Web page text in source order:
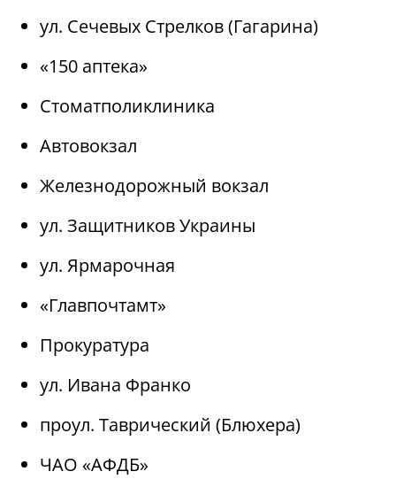
ул. Сечевых Стрелков (Гагарина)
«150 аптека»
Стоматполиклиника
Автовокзал
Железнодорожный вокзал
ул. Защитников Украины
ул. Ярмарочная
«Главпочтамт»
Прокуратура
ул. Ивана Франко
проул. Таврический (Блюхера)
ЧАО «АФДБ»